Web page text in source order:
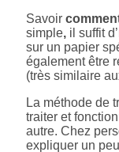
Savoir
simple, il suffit
sur un papier
également être
(très similaire
La méthode de
traiter et
autre. Chez
expliquer un